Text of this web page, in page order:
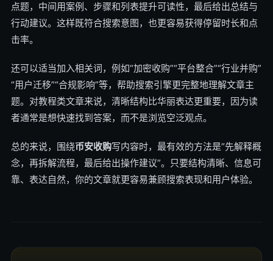
点题，中间用案例、步骤和列表提升可读性，最后给出总结与
行动建议。这样既符合搜索意图，也更容易获得停留时长和点
击率。
还可以适当加入相关词，例如“加密收购”“平台整合”“行业并购”
“用户迁移”“合规影响”等，帮助搜索引擎更完整地理解文章主
题。对教程类文章来说，清晰结构比华丽表达更重要，因为读
者通常是想快速找到答案，而不是浏览空泛观点。
总的来说，围绕币安收购写内容时，最有效的方法是“先解释概
念，再拆解流程，最后给出操作建议”。只要结构清晰、信息可
靠、表达自然，你的文章就更容易兼顾搜索表现和用户体验。